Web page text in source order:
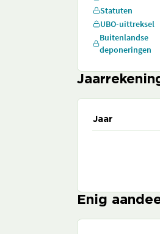
Statuten
UBO-uittreksel
Buitenlandse
deponeringen
Jaar
Enig